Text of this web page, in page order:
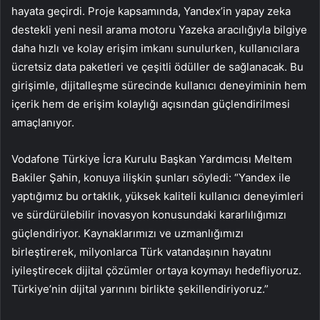
hayata geçirdi. Proje kapsamında, Yandex’in yapay zeka
destekli yeni nesil arama motoru Yazeka aracılığıyla bilgiye
daha hızlı ve kolay erişim imkanı sunulurken, kullanıcılara
ücretsiz data paketleri ve çeşitli ödüller de sağlanacak. Bu
girişimle, dijitalleşme sürecinde kullanıcı deneyiminin hem
içerik hem de erişim kolaylığı açısından güçlendirilmesi
amaçlanıyor.
Vodafone Türkiye İcra Kurulu Başkan Yardımcısı Meltem
Bakiler Şahin, konuya ilişkin şunları söyledi: “Yandex ile
yaptığımız bu ortaklık, yüksek kaliteli kullanıcı deneyimleri
ve sürdürülebilir inovasyon konusundaki kararlılığımızı
güçlendiriyor. Kaynaklarımızı ve uzmanlığımızı
birleştirerek, milyonlarca Türk vatandaşının hayatını
iyileştirecek dijital çözümler ortaya koymayı hedefliyoruz.
Türkiye’nin dijital yarınını birlikte şekillendiriyoruz.”